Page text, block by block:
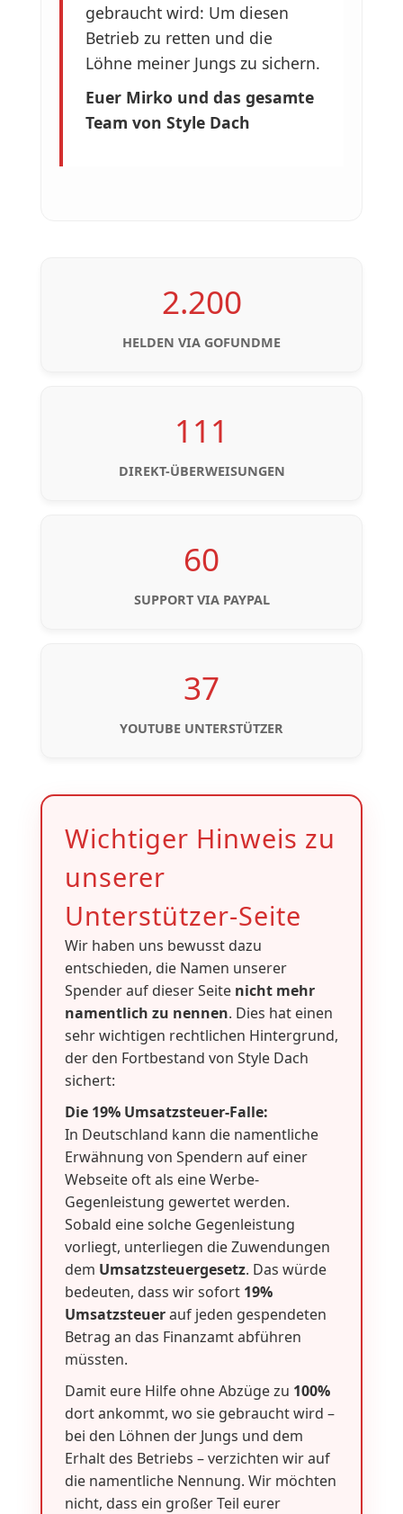
gebraucht wird: Um diesen
Betrieb zu retten und die
Löhne meiner Jungs zu sichern.
Euer Mirko und das gesamte
Team von Style Dach
2.200
HELDEN VIA GOFUNDME
111
DIREKT-ÜBERWEISUNGEN
60
SUPPORT VIA PAYPAL
37
YOUTUBE UNTERSTÜTZER
Wichtiger Hinweis zu
unserer
Unterstützer-Seite
Wir haben uns bewusst dazu
entschieden, die Namen unserer
Spender auf dieser Seite nicht mehr
namentlich zu nennen. Dies hat einen
sehr wichtigen rechtlichen Hintergrund,
der den Fortbestand von Style Dach
sichert:
Die 19% Umsatzsteuer-Falle:
In Deutschland kann die namentliche
Erwähnung von Spendern auf einer
Webseite oft als eine Werbe-
Gegenleistung gewertet werden.
Sobald eine solche Gegenleistung
vorliegt, unterliegen die Zuwendungen
dem Umsatzsteuergesetz. Das würde
bedeuten, dass wir sofort 19%
Umsatzsteuerauf jeden gespendeten
Betrag an das Finanzamt abführen
müssten.
Damit eure Hilfe ohne Abzüge zu 100%
dort ankommt, wo sie gebraucht wird –
bei den Löhnen der Jungs und dem
Erhalt des Betriebs – verzichten wir auf
die namentliche Nennung. Wir möchten
nicht, dass ein großer Teil eurer